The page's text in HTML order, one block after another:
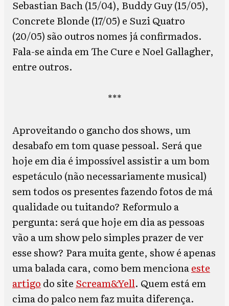
Sebastian Bach (15/04), Buddy Guy (15/05),
Concrete Blonde (17/05) e Suzi Quatro
(20/05) são outros nomes já confirmados.
Fala-se ainda em The Cure e Noel Gallagher,
entre outros.
***
Aproveitando o gancho dos shows, um
desabafo em tom quase pessoal. Será que
hoje em dia é impossível assistir a um bom
espetáculo (não necessariamente musical)
sem todos os presentes fazendo fotos de má
qualidade ou tuitando? Reformulo a
pergunta: será que hoje em dia as pessoas
vão a um show pelo simples prazer de ver
esse show? Para muita gente, show é apenas
uma balada cara, como bem mencionaeste
artigo do site Scream&Yell. Quem está em
cima do palco nem faz muita diferença.